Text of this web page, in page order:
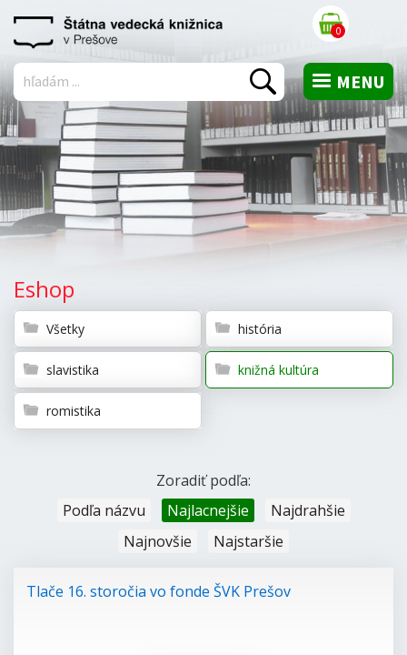
0
MENU
Vyhľadať
Eshop
Všetky história
slavistika knižná kultúra
romistika
Zoradiť podľa:
Podľa názvu
Najlacnejšie
Najdrahšie
Najnovšie
Najstaršie
Tlače 16. storočia vo fonde ŠVK Prešov